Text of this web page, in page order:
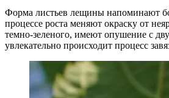
Форма листьев лещины напоминают
процессе роста меняют окраску от
темно-зеленого, имеют опушение с
увлекательно происходит процесс